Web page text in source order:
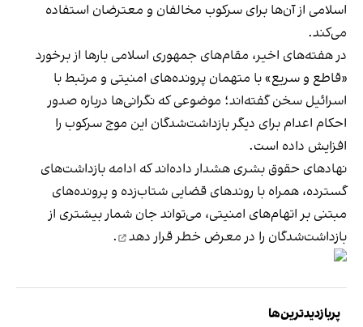
اسلامی از آن‌ها برای سرکوب مخالفان و معترضان استفاده
می‌کند.
در هفته‌های اخیر، مقام‌های جمهوری اسلامی بارها از برخورد
«قاطع و سریع» با متهمان پرونده‌های امنیتی و مرتبط با
اسرائیل سخن گفته‌اند؛ موضوعی که نگرانی‌ها درباره صدور
احکام اعدام برای دیگر بازداشت‌شدگان این موج سرکوب را
افزایش داده است.
نهادهای حقوق بشری هشدار داده‌اند که ادامه بازداشت‌های
گسترده، همراه با روندهای قضایی شتاب‌زده و پرونده‌های
مبتنی بر اتهام‌های امنیتی، می‌تواند جان شمار بیشتری از
بازداشت‌شدگان را در معرض خطرقرار دهد .
پربازدیدترین‌ها